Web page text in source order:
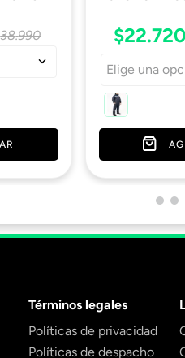
38.990
$22.720
Elige una
Términos legales
Políticas de privacidad
Políticas de despacho